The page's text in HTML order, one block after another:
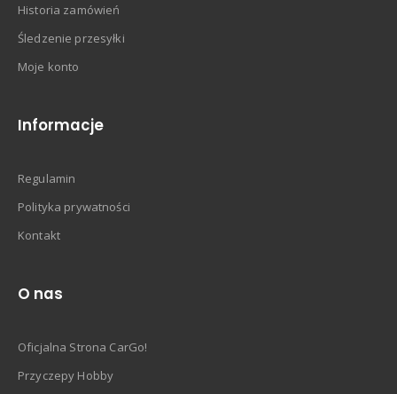
Historia zamówień
Śledzenie przesyłki
Moje konto
Informacje
Regulamin
Polityka prywatności
Kontakt
O nas
Oficjalna Strona CarGo!
Przyczepy Hobby